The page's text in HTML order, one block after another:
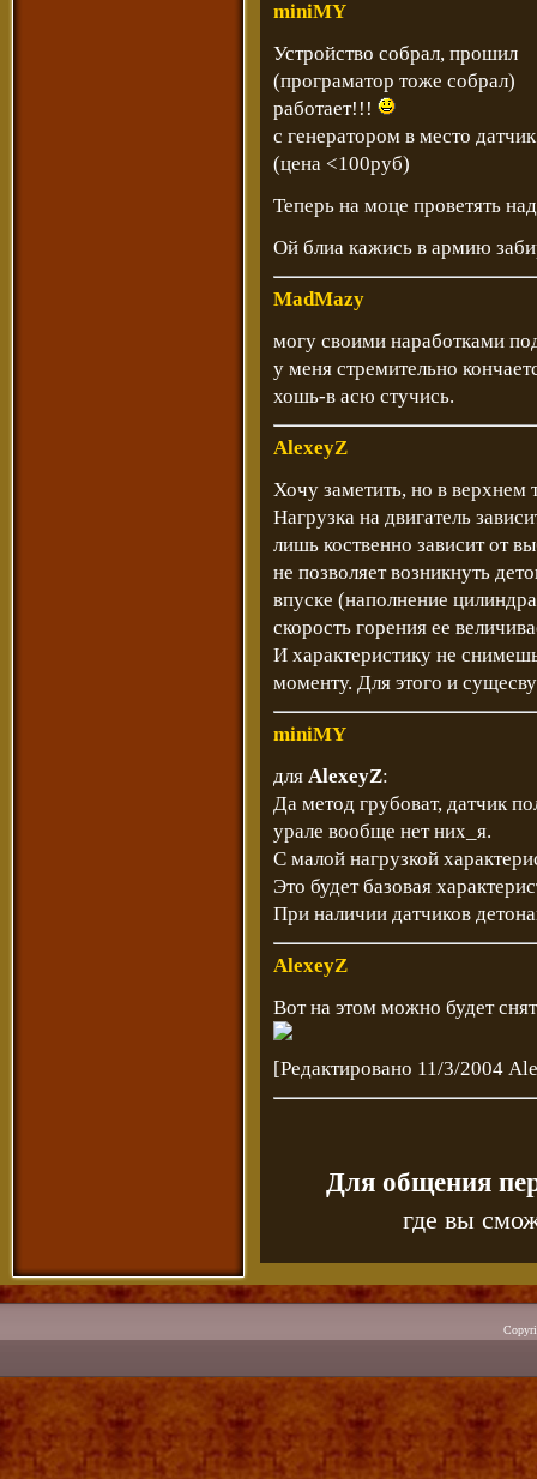
miniMY
Устройство собрал, прошил
(програматор тоже собрал)
работает!!!
с генератором в место
(цена <100руб)
Теперь на моце проветять
Ой блиа кажись в армию
MadMazy
могу своими наработками
у меня стремительно
хошь-в асю стучись.
AlexeyZ
Хочу заметить, но в верхнем
Нагрузка на двигатель
лишь коственно зависит от
не позволяет возникнуть
впуске (наполнение
скорость горения ее
И характеристику не
моменту. Для этого и
miniMY
для AlexeyZ:
Да метод грубоват, датчик
урале вообще нет них_я.
С малой нагрузкой
Это будет базовая
При наличии датчиков
AlexeyZ
Вот на этом можно будет
[Редактировано 11/3/2004
Для общения
где вы